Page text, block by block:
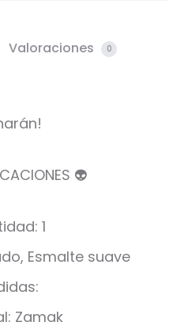
Valoraciones 0
👽
1
Esmalte suave
Zamak